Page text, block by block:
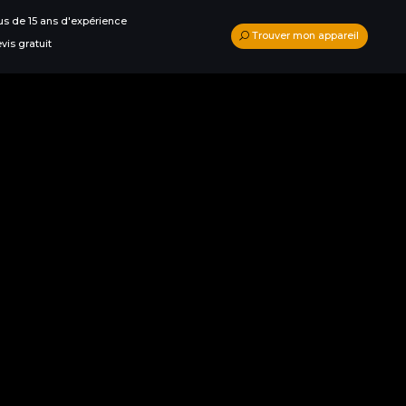
de 15 ans d'expérience
gratuit
Trouver mon appareil